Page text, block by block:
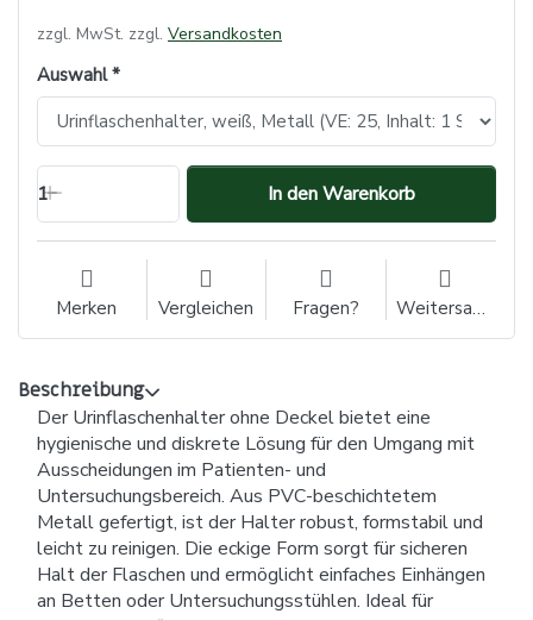
zzgl. MwSt. zzgl. Versandkosten
Auswahl
1 In den Warenkorb
Merken Vergleichen Fragen? Weitersagen
Beschreibung
Der Urinflaschenhalter ohne Deckel bietet eine
hygienische und diskrete Lösung für den Umgang mit
Ausscheidungen im Patienten- und
Untersuchungsbereich. Aus PVC-beschichtetem
Metall gefertigt, ist der Halter robust, formstabil und
leicht zu reinigen. Die eckige Form sorgt für sicheren
Halt der Flaschen und ermöglicht einfaches Einhängen
an Betten oder Untersuchungsstühlen. Ideal für